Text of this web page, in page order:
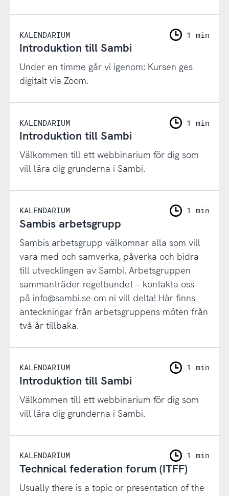
KALENDARIUM 1 min
Introduktion till Sambi
Under en timme går vi igenom: Kursen ges
digitalt via Zoom.
KALENDARIUM 1 min
Introduktion till Sambi
Välkommen till ett webbinarium för dig som
vill lära dig grunderna i Sambi.
KALENDARIUM 1 min
Sambis arbetsgrupp
Sambis arbetsgrupp välkomnar alla som vill
vara med och samverka, påverka och bidra
till utvecklingen av Sambi. Arbetsgruppen
sammanträder regelbundet – kontakta oss
på info@sambi.se om ni vill delta! Här finns
anteckningar från arbetsgruppens möten från
två år tillbaka.
KALENDARIUM 1 min
Introduktion till Sambi
Välkommen till ett webbinarium för dig som
vill lära dig grunderna i Sambi.
KALENDARIUM 1 min
Technical federation forum (ITFF)
Usually there is a topic or presentation of the